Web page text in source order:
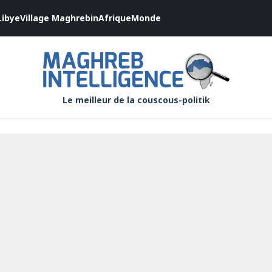
Village MaghrebinAfriqueMonde
Le meilleur de la couscous-politik